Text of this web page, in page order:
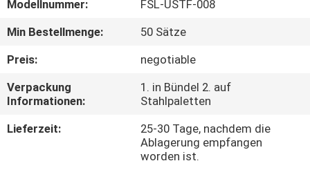
AUSFLUG
QUALITÄTSKONTROLLE
TRETEN
SIE
Modellnummer:
FSL-USTF-008
Min Bestellmenge:
50 Sätze
Preis:
negotiable
Verpackung
Informationen:
1. in Bündel 2. auf
Stahlpaletten
Lieferzeit:
25-30 Tage, nachdem die
Ablagerung empfangen
worden ist.